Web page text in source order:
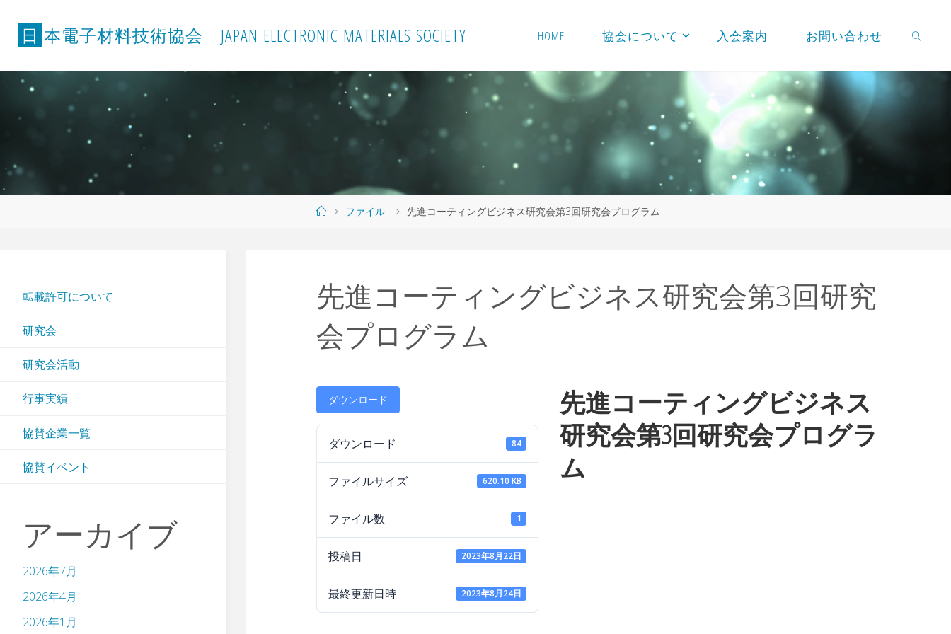
ン
ッ
プ
日 本電子材料技術協会 JAPAN ELECTRONIC MATERIALS SOCIETY HOME 協会について 入会案内 お問い合わせ
ホ
ファイル 先進コーティングビジネス研究会第3回研究会プログラム
先進コーティングビジネス研究会第3回研究
会プログラム
ダウンロード
ダウンロード 84
ファイルサイズ 620.10 KB
ファイル数 1
投稿日 2023年8月22日
最終更新日時 2023年8月24日
先進コーティングビジネス
研究会第3回研究会プログラ
ム
転載許可について
研究会
研究会活動
行事実績
協賛企業一覧
協賛イベント
アーカイブ
2026年7月
2026年4月
2026年1月